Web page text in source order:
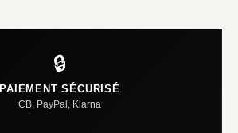
🔒
PAIEMENT SÉCURISÉ
CB, PayPal, Klarna